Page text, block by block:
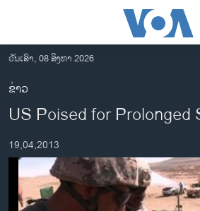
ເຂົ້າ
ຫາ
ຂ້າມ
ຂ້າມ
ໄປ
ຊອກ
ອາເມຣິກາ
ການເລືອກຕັ້ງ ປະທານາທີບໍດີ ສະຫະລັດ 2024
ຂ່າວ​ຈີນ
ໂລກ
ວັນເສົາ, 08 ສິງຫາ 2026
ຂ່າວ
US Poised for Prolonged
19,04,2013